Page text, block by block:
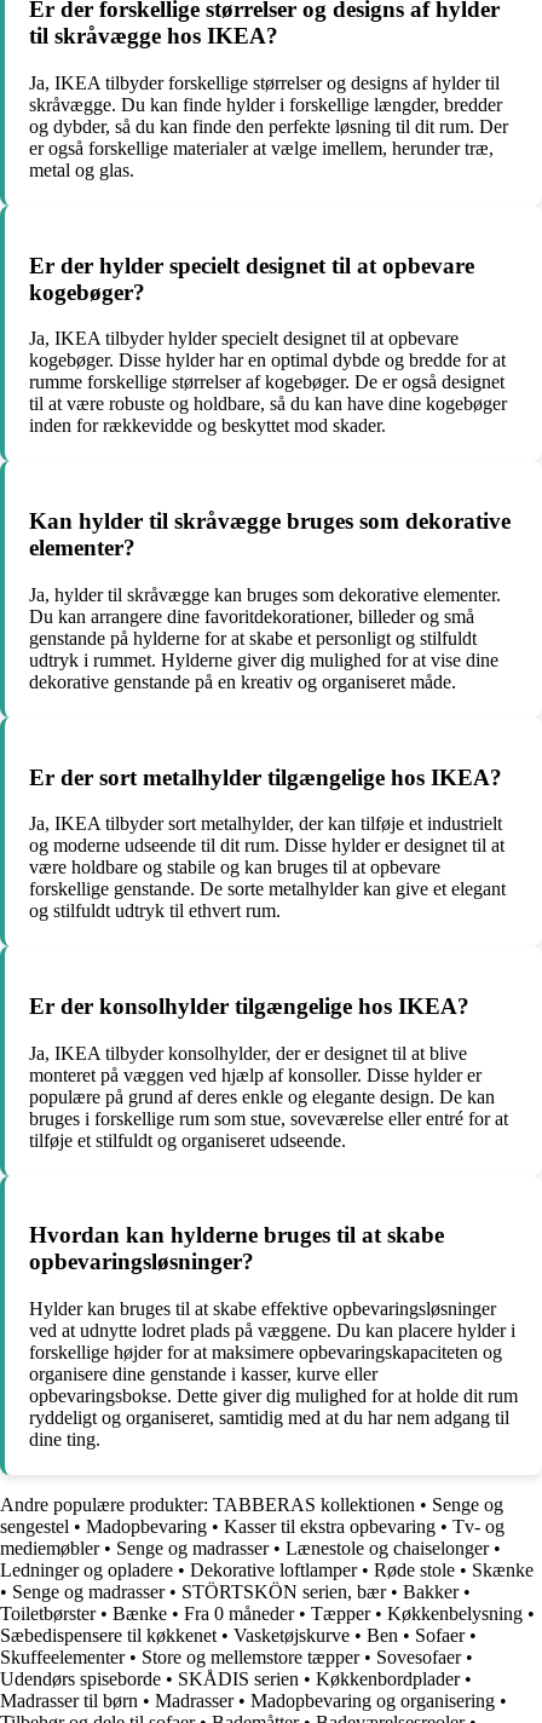
Er der forskellige størrelser og designs af hylder
til skråvægge hos IKEA?
Ja, IKEA tilbyder forskellige størrelser og designs af hylder til
skråvægge. Du kan finde hylder i forskellige længder, bredder
og dybder, så du kan finde den perfekte løsning til dit rum. Der
er også forskellige materialer at vælge imellem, herunder træ,
metal og glas.
Er der hylder specielt designet til at opbevare
kogebøger?
Ja, IKEA tilbyder hylder specielt designet til at opbevare
kogebøger. Disse hylder har en optimal dybde og bredde for at
rumme forskellige størrelser af kogebøger. De er også designet
til at være robuste og holdbare, så du kan have dine kogebøger
inden for rækkevidde og beskyttet mod skader.
Kan hylder til skråvægge bruges som dekorative
elementer?
Ja, hylder til skråvægge kan bruges som dekorative elementer.
Du kan arrangere dine favoritdekorationer, billeder og små
genstande på hylderne for at skabe et personligt og stilfuldt
udtryk i rummet. Hylderne giver dig mulighed for at vise dine
dekorative genstande på en kreativ og organiseret måde.
Er der sort metalhylder tilgængelige hos IKEA?
Ja, IKEA tilbyder sort metalhylder, der kan tilføje et industrielt
og moderne udseende til dit rum. Disse hylder er designet til at
være holdbare og stabile og kan bruges til at opbevare
forskellige genstande. De sorte metalhylder kan give et elegant
og stilfuldt udtryk til ethvert rum.
Er der konsolhylder tilgængelige hos IKEA?
Ja, IKEA tilbyder konsolhylder, der er designet til at blive
monteret på væggen ved hjælp af konsoller. Disse hylder er
populære på grund af deres enkle og elegante design. De kan
bruges i forskellige rum som stue, soveværelse eller entré for at
tilføje et stilfuldt og organiseret udseende.
Hvordan kan hylderne bruges til at skabe
opbevaringsløsninger?
Hylder kan bruges til at skabe effektive opbevaringsløsninger
ved at udnytte lodret plads på væggene. Du kan placere hylder i
forskellige højder for at maksimere opbevaringskapaciteten og
organisere dine genstande i kasser, kurve eller
opbevaringsbokse. Dette giver dig mulighed for at holde dit rum
ryddeligt og organiseret, samtidig med at du har nem adgang til
dine ting.
Andre populære produkter: TABBERAS kollektionen • Senge og
sengestel • Madopbevaring • Kasser til ekstra opbevaring • Tv- og
mediemøbler• Senge og madrasser• Lænestole og chaiselonger•
Ledninger og opladere • Dekorative loftlamper• Røde stole • Skænke
• Senge og madrasser• STÖRTSKÖN serien, bær• Bakker•
Toiletbørster• Bænke • Fra 0 måneder• Tæpper• Køkkenbelysning •
Sæbedispensere til køkkenet • Vasketøjskurve • Ben • Sofaer•
Skuffeelementer• Store og mellemstore tæpper• Sovesofaer•
Udendørs spiseborde • SKÅDIS serien • Køkkenbordplader•
Madrasser til børn • Madrasser• Madopbevaring og organisering •